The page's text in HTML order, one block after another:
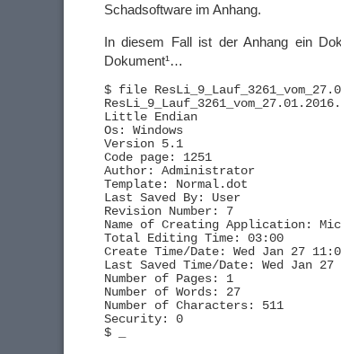
Schadsoftware im Anhang.
In diesem Fall ist der Anhang ein
Dokument¹…
$ file
Little Endian
Os: Windows
Version 5.1
Code page: 1251
Author: Administrator
Template: Normal.dot
Last Saved By: User
Revision Number: 7
Name of Creating Application:
Total Editing Time: 03:00
Create Time/Date: Wed Jan 27
Last Saved Time/Date: Wed Jan 27
Number of Pages: 1
Number of Words: 27
Number of Characters: 511
Security: 0